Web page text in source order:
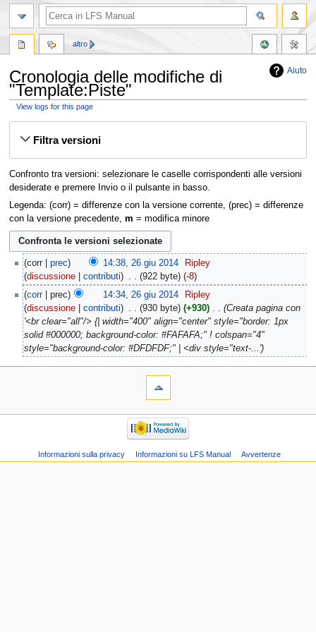
Aiuto
Cronologia delle modifiche di
"Template:Piste"
View logs for this page
alla
alla
Filtra versioni
Confronto tra versioni: selezionare le caselle corrispondenti alle versioni
desiderate e premere Invio o il pulsante in basso.
Legenda: (corr) = differenze con la versione corrente, (prec) = differenze
con la versione precedente, m = modifica minore
corr prec 14:38, 26 giu 2014
Ripley
discussione
contributi 922 byte
-8
corr
prec 14:34, 26 giu 2014
Ripley
discussione
contributi 930 byte +930 ‎
Creata pagina con
'<br clear="all"/> {| width="400" align="center" style="border: 1px
solid #000000; background-color: #FAFAFA;" ! colspan="4"
style="background-color: #DFDFDF;" | <div style="text-...'
altro
Informazioni sulla privacy Informazioni su LFS Manual Avvertenze